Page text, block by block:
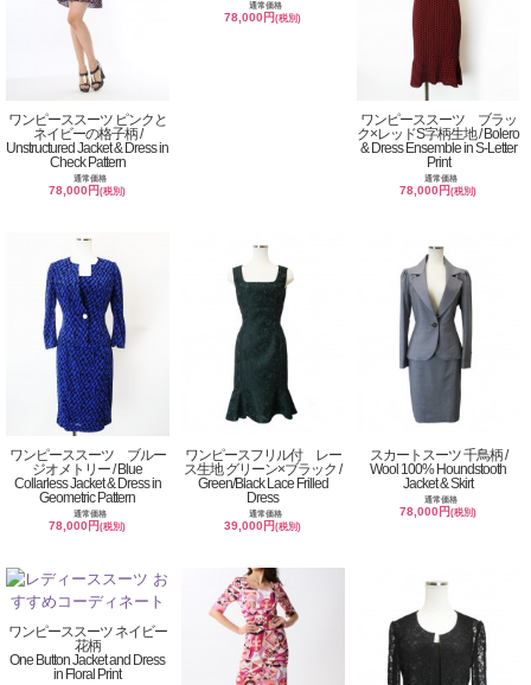
ワンピーススーツ ピンクと
ネイビーの格子柄 /
Unstructured Jacket & Dress in
Check Pattern
通常価格
78,000円(税別)
通常価格
78,000円(税別)
ワンピーススーツ ブラッ
ク×レッドS字柄生地 / Bolero
& Dress Ensemble in S-Letter
Print
通常価格
78,000円(税別)
ワンピーススーツ ブルー
ジオメトリー / Blue
Collarless Jacket & Dress in
Geometric Pattern
通常価格
78,000円(税別)
ワンピースフリル付 レー
ス生地 グリーン×ブラック /
Green/Black Lace Frilled
Dress
通常価格
39,000円(税別)
スカートスーツ 千鳥柄 /
Wool 100% Houndstooth
Jacket & Skirt
通常価格
78,000円(税別)
ワンピーススーツ ネイビー
花柄
One Button Jacket and Dress
in Floral Print